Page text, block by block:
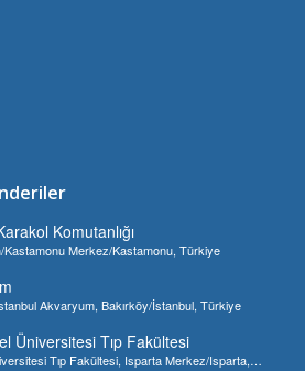
Komutanlığı
Merkez/Kastamonu, Türkiye
Akvaryum, Bakırköy/İstanbul, Türkiye
Üniversitesi Tıp Fakültesi
Tıp Fakültesi, Isparta Merkez/Isparta,